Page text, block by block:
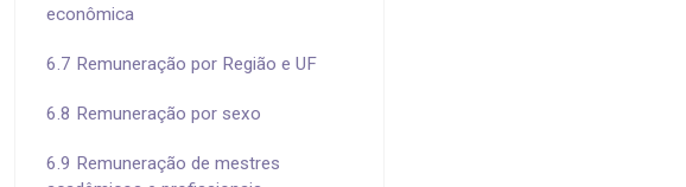
econômica
6.7 Remuneração por Região e UF
6.8 Remuneração por sexo
6.9 Remuneração de mestres